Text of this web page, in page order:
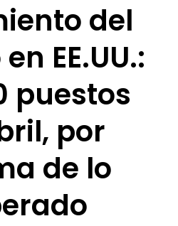
del
EE.UU.:
puestos
por
de lo